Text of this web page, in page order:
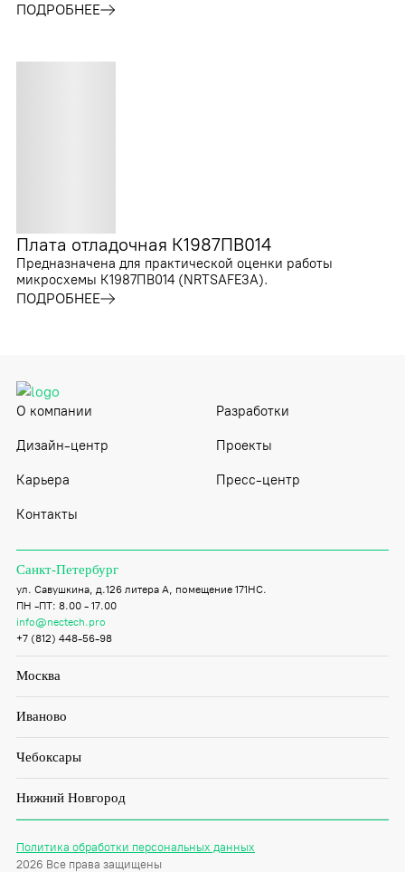
ПОДРОБНЕЕ
Плата отладочная К1987ПВ014
Предназначена для практической оценки работы
микросхемы К1987ПВ014 (NRTSAFE3A).
ПОДРОБНЕЕ
О компании Разработки
Дизайн-центр Проекты
Карьера Пресс-центр
Контакты
Санкт-Петербург
ул. Савушкина, д.126 литера А, помещение 171НС.
ПН -ПТ: 8.00 - 17.00
info@nectech.pro
+7 (812) 448-56-98
Москва
Иваново
Чебоксары
Нижний Новгород
2026 Все права защищены
Политика обработки персональных данных